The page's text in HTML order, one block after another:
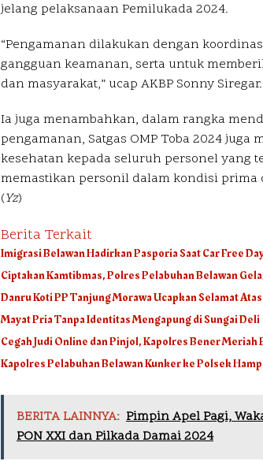
jelang pelaksanaan Pemilukada 2024.
“Pengamanan dilakukan dengan
gangguan keamanan, serta untuk
dan masyarakat,” ucap AKBP Sonny Siregar.
Ia juga menambahkan, dalam rangka
pengamanan, Satgas OMP Toba 2024
kesehatan kepada seluruh personel yang
memastikan personil dalam kondisi
(Yz)
Berita Terkait
Imigrasi Belawan Hadirkan Pasporia Saat Car Free
Ciptakan Kamtibmas, Polres Pelabuhan Belawan
Danru Koti PP Tanjung Morawa Ucapkan Selamat
Mayat Pria Tanpa Identitas Mengapung di Sungai Deli
Cegah Judi Online dan Pinjol, Kapolres Bener
Kapolres Pelabuhan Belawan Kunker ke Polsek
BERITA LAINNYA: Pimpin Apel Pagi,
PON XXI dan Pilkada Damai 2024